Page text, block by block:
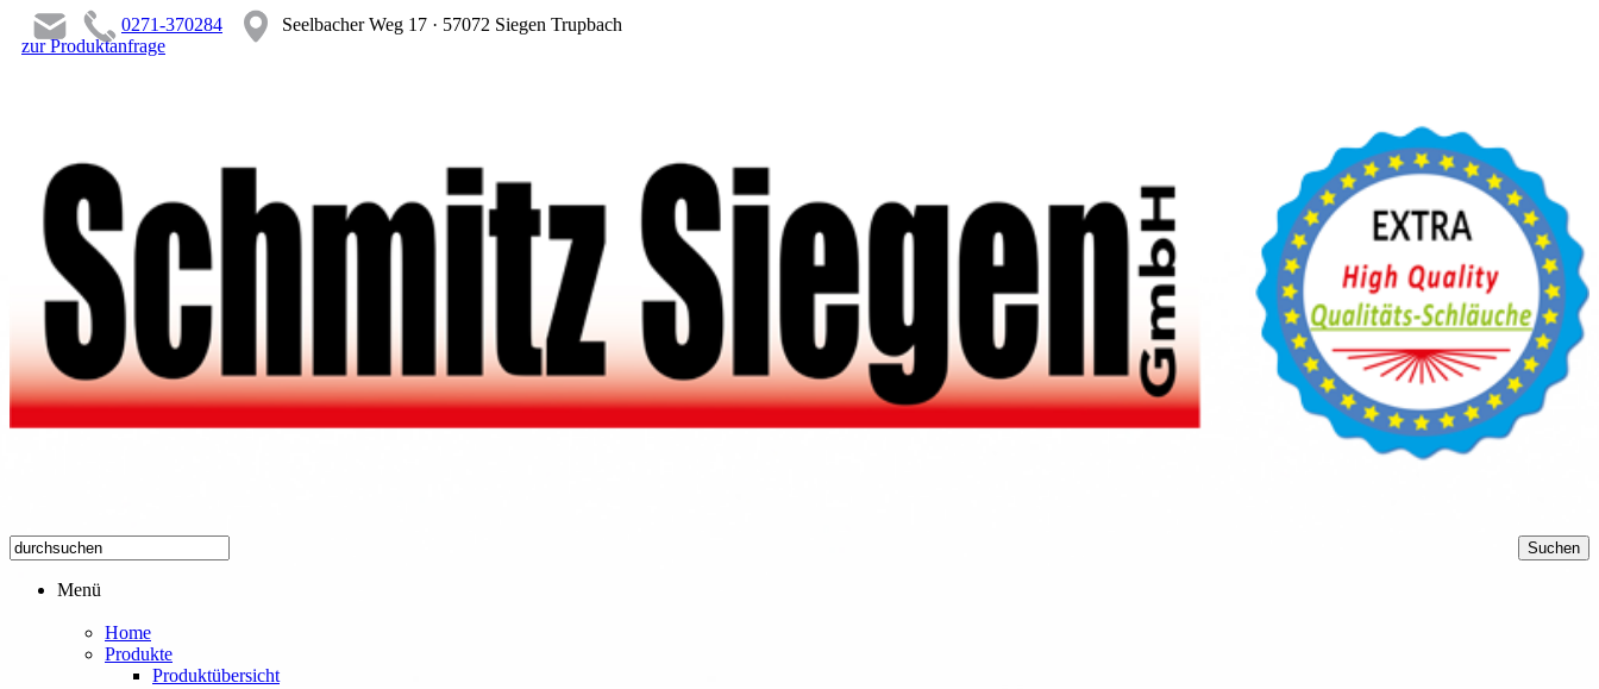
0271-370284
Seelbacher Weg 17 · 57072 Siegen Trupbach
zur Produktanfrage
Menü
Home
Produkte
Produktübersicht